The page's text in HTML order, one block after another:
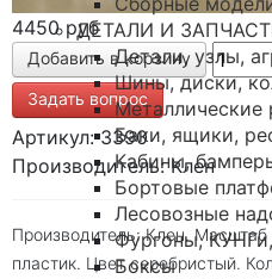
ДЕТАЛИ И
Детали, узлы,
Шины, диски,
Металлические
Баки, ящики,
Кабины,
Бортовые
Лесовозные
Фургоны,
Боксы
4450 руб
Задать вопрос
Артикул: 3390
Производитель: Клен
Производитель: Клен.
пластик. Цвет серебристый.